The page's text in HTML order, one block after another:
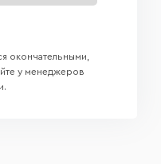
окончательными,
у менеджеров